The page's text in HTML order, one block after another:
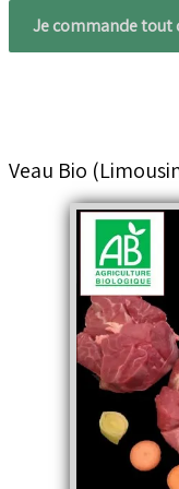
Je commande tout
Veau Bio